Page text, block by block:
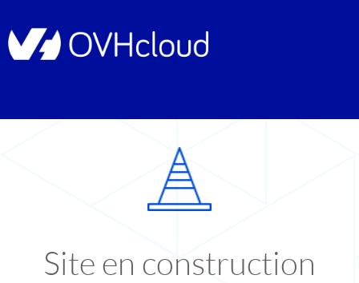
Site en construction